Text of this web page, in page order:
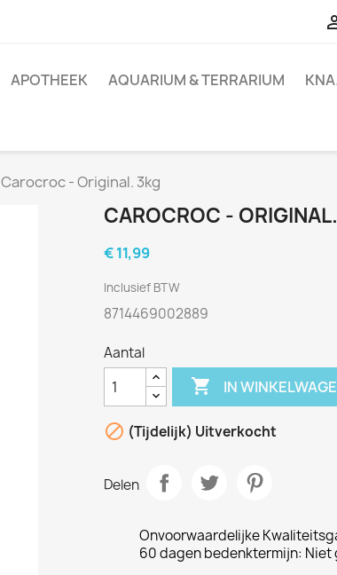
APOTHEEK AQUARIUM & TERRARIUM
Carocroc - Original. 3kg
CAROCROC -
€ 11,99
Inclusief BTW
8714469002889
Aantal
 IN
 (Tijdelijk) Uitverkocht
Delen
Onvoorwaardelijke
60 dagen bedenktermijn: Niet